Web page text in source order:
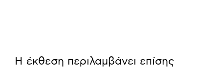
Η έκθεση περιλαμβάνει επίσης